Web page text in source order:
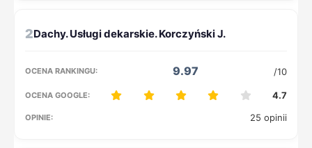
2
9.97 /10
4.7
25 opinii